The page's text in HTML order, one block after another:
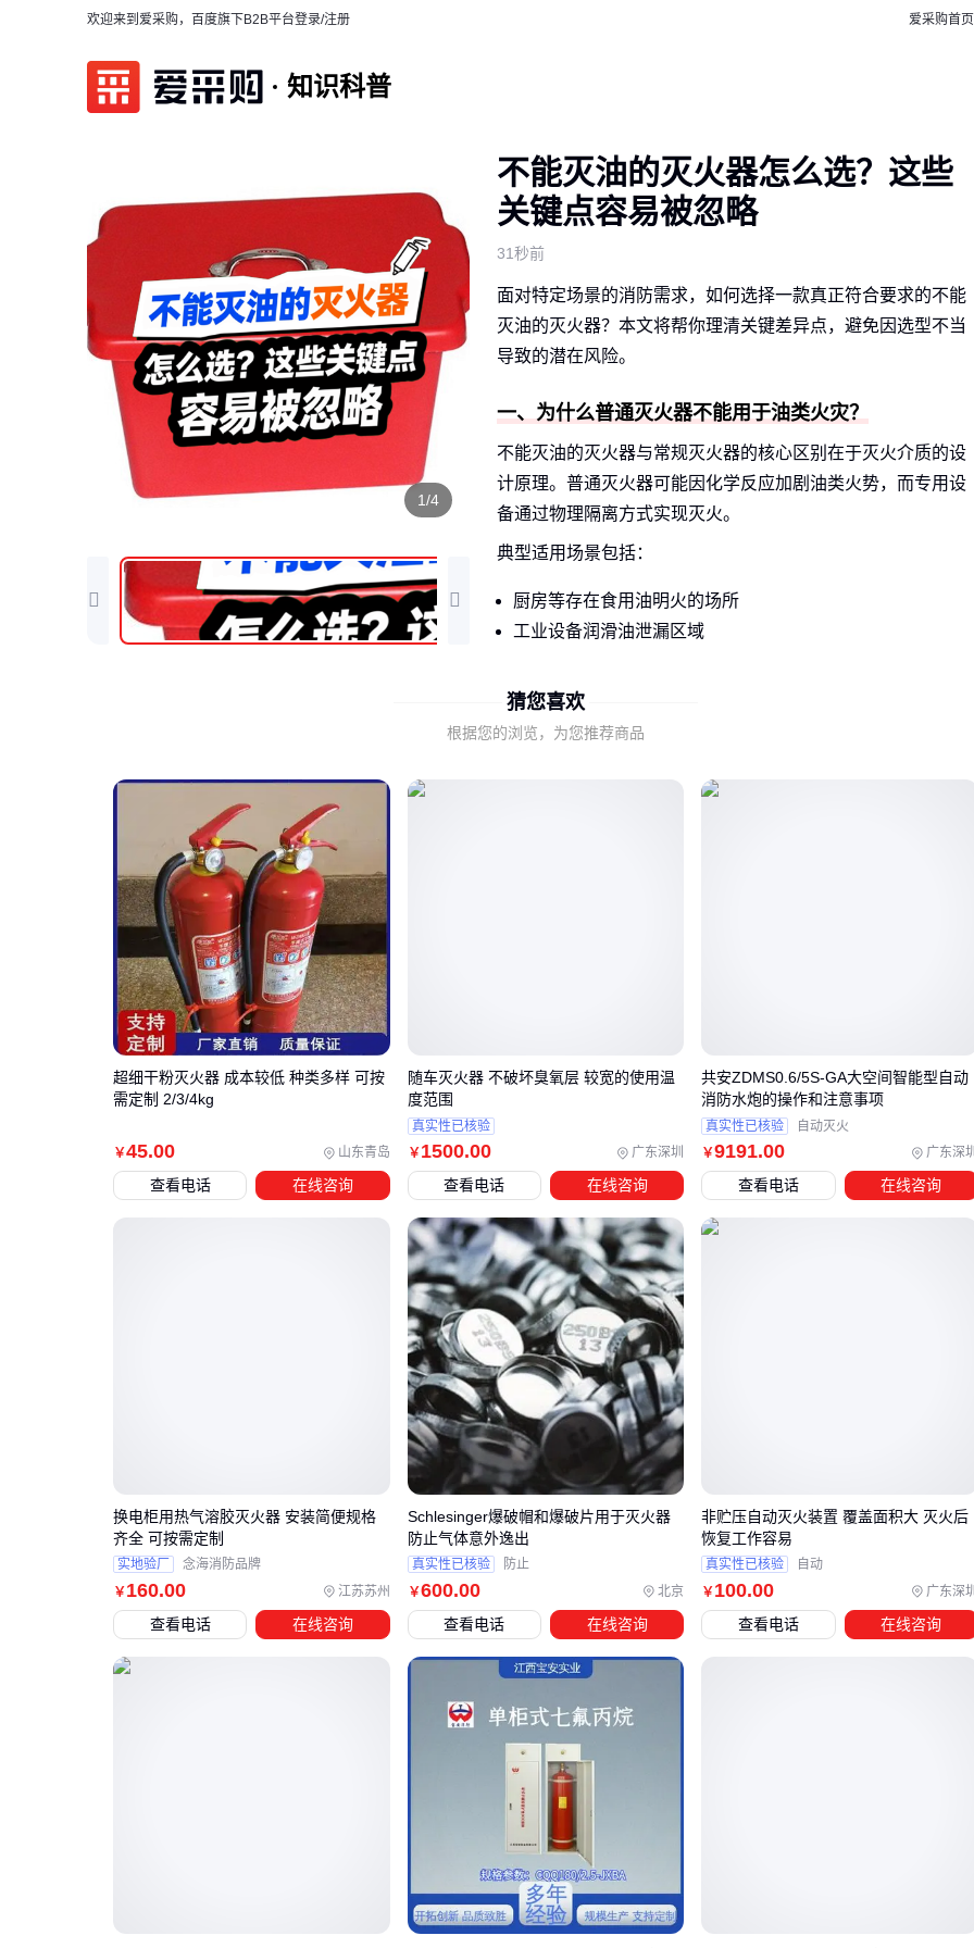
欢迎来到爱采购，百度旗下B2B平台登录/注册 爱采购首页
知识科普
1/4
不能灭油的灭火器怎么选？这些
关键点容易被忽略
31秒前
面对特定场景的消防需求，如何选择一款真正符合要求的不能
灭油的灭火器？本文将帮你理清关键差异点，避免因选型不当
导致的潜在风险。
一、为什么普通灭火器不能用于油类火灾？
不能灭油的灭火器与常规灭火器的核心区别在于灭火介质的设
计原理。普通灭火器可能因化学反应加剧油类火势，而专用设
备通过物理隔离方式实现灭火。
典型适用场景包括：
厨房等存在食用油明火的场所
工业设备润滑油泄漏区域
判断是否需要此类设备的关键，是评估环境中是否存在可能被
常规灭火剂引燃的液体燃料。
二、选购时最容易被忽视的三个性能维度
当油类火灾风险较低或需要辅助防护时，不能灭油的灭火器并
非唯一选择。以下场景更适合采用替代方案：
金属加工车间：金属火灾专用灭火器或 消防沙箱
能有效覆
配电室/数据中心：洁净气体灭火系统可避免设备二次损伤，
且无需清理残留物
开放式厨房：自动灭火装置能在油锅起火初期快速响应，减
少人工干预风险
消防沙箱作为经典替代方案，特别适合存在零星火源风险的场
所。不锈钢材质更适合潮湿环境，而带重力流出设计的型号能
提升应急效率。需注意沙箱应配合
沙粒干燥度。
对于需要无人值守防护的场景，自动灭火系统
的价值更为突
出：
七氟丙烷系统适合精密设备空间，灭火后无残留
厨房专用装置能针对油火特点实现快速抑制
全
选型时还需考虑与其他消防设备的联动性。例如自动系统需配
合烟感探测器，而沙箱通常作为手动设备的补充。最终方案应
通过消防验收要求，并预留必要的操作空间。
四、主设备之外，这些配套工具同样关键
采购不能灭油的灭火器后，很多用户容易忽视配套设备的必要
性。这类灭火器通常用于特定场景（如精密仪器房、档案室
猜您喜欢
根据您的浏览，为您推荐商品
￥45.00 山东青岛
超细干粉灭火器 成本较低 种类多样 可按
需定制 2/3/4kg
查看电话 在线咨询
￥ 1500.00 广东深圳
随车灭火器 不破坏臭氧层 较宽的使用温
度范围
真实性已核验
查看电话 在线咨询
￥9191.00 广东深圳
共安ZDMS0.6/5S-GA大空间智能型自动
消防水炮的操作和注意事项
真实性已核验 自动灭火
查看电话 在线咨询
￥ 160.00 江苏苏州
换电柜用热气溶胶灭火器 安装简便规格
齐全 可按需定制
实地验厂 念海消防品牌
查看电话 在线咨询
￥600.00 北京
Schlesinger爆破帽和爆破片用于灭火器
防止气体意外逸出
真实性已核验 防止
查看电话 在线咨询
￥ 100.00 广东深圳
非贮压自动灭火装置 覆盖面积大 灭火后
恢复工作容易
真实性已核验 自动
查看电话 在线咨询